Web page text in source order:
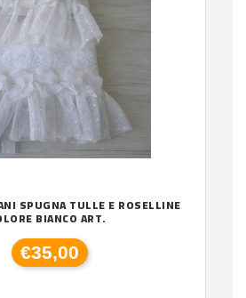
SPUGNA TULLE E ROSELLINE
BIANCO ART.
€35,00